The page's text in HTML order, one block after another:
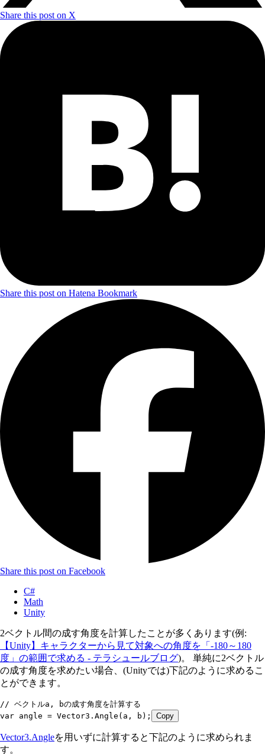
Share this post on X
Share this post on Hatena Bookmark
Share this post on Facebook
C#
Math
Unity
2ベクトル間の成す角度を計算したことが多くあります(例:
【Unity】キャラクターから見て対象への角度を「-180～180
度」の範囲で求める - テラシュールブログ)。 単純に2ベクトル
の成す角度を求めたい場合、(Unityでは)下記のように求めるこ
とができます。
// ベクトルa, bの成す角度を計算する
var angle = Vector3 . Angle (a , b); Copy
Vector3.Angleを用いずに計算すると下記のように求められま
す。